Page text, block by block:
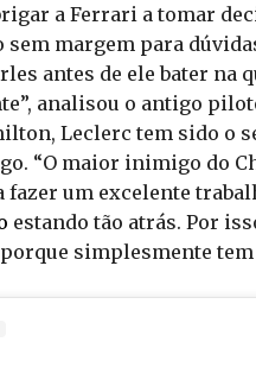
a Ferrari a tomar
sem margem para
antes de ele bater na
analisou o antigo
Leclerc tem sido o
“O maior inimigo do
fazer um excelente
estando tão atrás. Por
simplesmente tem